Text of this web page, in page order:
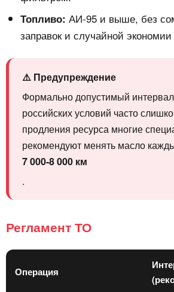
Топливо: АИ-95 и выше, без
заправок и случайной экономии
⚠️ Предупреждение
Формально допустимый
российских условий часто
продления ресурса многие
рекомендуют менять масло
7 000-8 000 км
.
Регламент ТО
Операция